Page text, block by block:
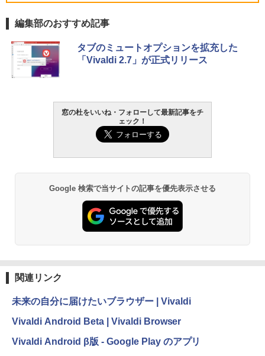
編集部のおすすめ記事
タブのミュートオプションを拡充した
「Vivaldi 2.7」が正式リリース
窓の杜をいいね・フォローして最新記事をチ
ェック！
Google 検索で当サイトの記事を優先表示させる
関連リンク
未来の自分に届けたいブラウザー | Vivaldi
Vivaldi Android Beta | Vivaldi Browser
Vivaldi Android β版 - Google Play のアプリ